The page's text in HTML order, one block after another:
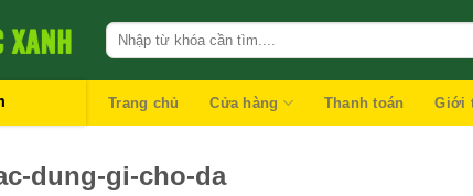
Trang chủ Cửa hàng Thanh toán Giới
dung-gi-cho-da